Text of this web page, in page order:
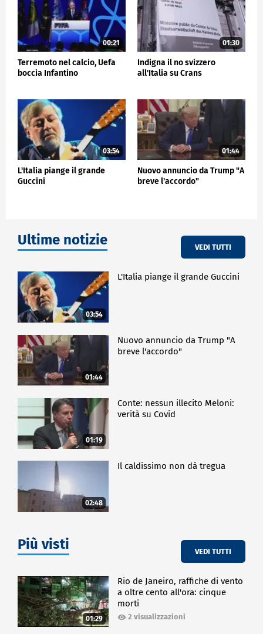
00:21
Terremoto nel calcio, Uefa
boccia Infantino
01:30
Indigna il no svizzero
all'Italia su Crans
03:54
L'Italia piange il grande
Guccini
01:44
Nuovo annuncio da Trump "A
breve l'accordo"
Ultime notizie VEDI TUTTI
03:54
L'Italia piange il grande Guccini
01:44
Nuovo annuncio da Trump "A
breve l'accordo"
01:19
Conte: nessun illecito Meloni:
verità su Covid
02:48
Il caldissimo non dà tregua
Più visti VEDI TUTTI
01:29
Rio de Janeiro, raffiche di vento
a oltre cento all'ora: cinque
morti
2 visualizzazioni